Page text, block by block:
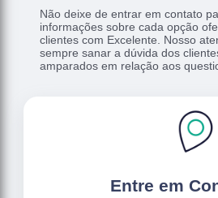
Não deixe de entrar em contato
informações sobre cada opção
clientes com Excelente. Nosso
sempre sanar a dúvida dos
amparados em relação aos
Entre em